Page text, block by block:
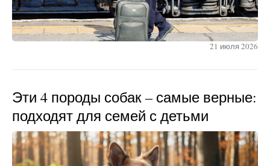
21 июля 2026
Эти 4 породы собак – самые верные:
подходят для семей с детьми